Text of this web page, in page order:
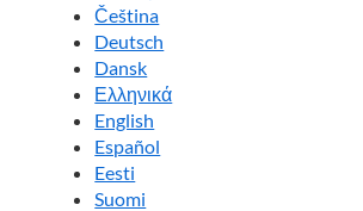
Čeština
Deutsch
Dansk
Ελληνικά
English
Español
Eesti
Suomi